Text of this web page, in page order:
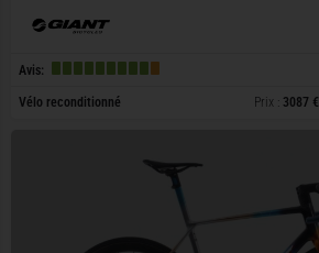
Avis:
Vélo reconditionné Prix : 3087 €